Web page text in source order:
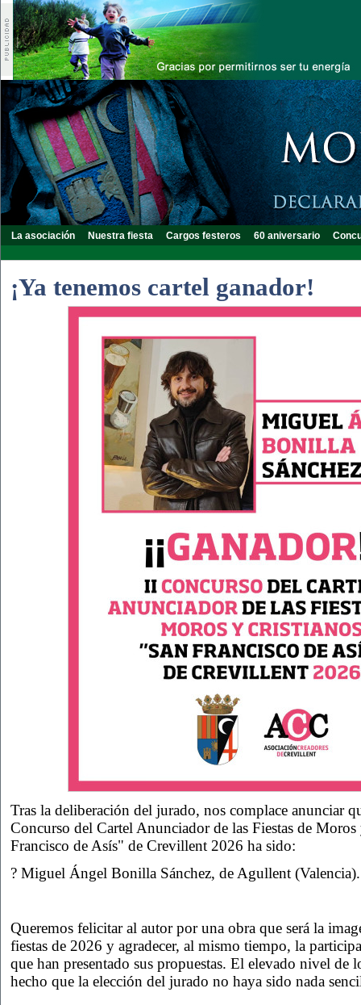
La asociación Nuestra fiesta Cargos festeros 60 aniversario
¡Ya tenemos cartel ganador!
Tras la deliberación del jurado, nos complace anunciar
Concurso del Cartel Anunciador de las Fiestas de
Francisco de Asís" de Crevillent 2026 ha sido:
? Miguel Ángel Bonilla Sánchez, de Agullent (Valencia).
Queremos felicitar al autor por una obra que será la
fiestas de 2026 y agradecer, al mismo tiempo, la
que han presentado sus propuestas. El elevado nivel de
hecho que la elección del jurado no haya sido nada